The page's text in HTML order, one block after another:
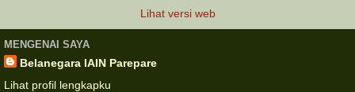
Lihat versi web
MENGENAI SAYA
Belanegara IAIN Parepare
Lihat profil lengkapku